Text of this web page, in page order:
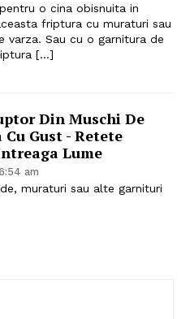
o cina obisnuita in
friptura cu muraturi sau
varza. Sau cu o garnitura de
[…]
Din Muschi De
Gust - Retete
Lume
am
muraturi sau alte garnituri